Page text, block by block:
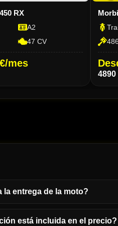
RX
A2
47 CV
mes
4890
la entrega de la moto?
está incluida en el precio?